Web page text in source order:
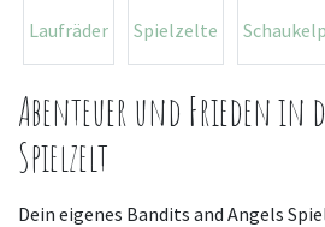
Laufräder Spielzelte
Abenteuer und Frieden in
Spielzelt
Dein eigenes Bandits and Angels